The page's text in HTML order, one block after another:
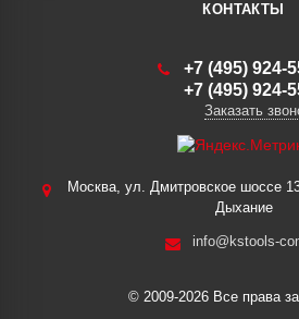
КОНТАКТЫ
+7 (495) 924-
+7 (495) 924-
Заказать
Москва, ул. Дмитровское шоссе
Дыхание
info@kstools-
© 2009-2026 Все права